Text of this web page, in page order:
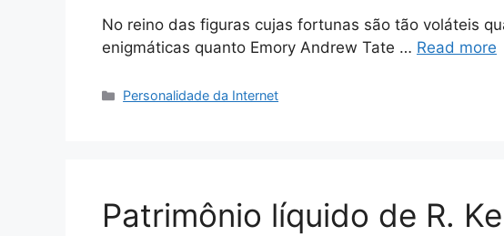
No reino das figuras cujas fortunas são tão voláteis
enigmáticas quanto Emory Andrew Tate … Read more
Categories
Personalidade da Internet
Patrimônio líquido de R.